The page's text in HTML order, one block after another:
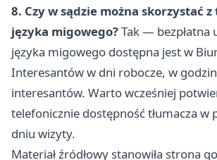
8. Czy w sądzie można skorzystać z
języka migowego?Tak — bezpłatna
języka migowego dostępna jest w
Interesantów w dni robocze, w
interesantów. Warto wcześniej
telefonicznie dostępność tłumacza w
dniu wizyty.
Materiał źródłowy stanowiła strona